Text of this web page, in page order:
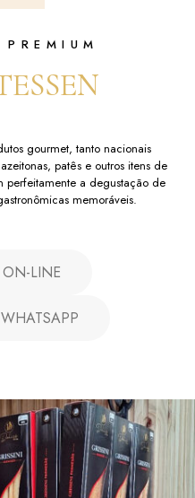
gourmet, tanto nacionais
patês e outros itens de
a degustação de
memoráveis.
LINE